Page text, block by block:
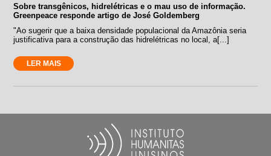
Sobre transgênicos, hidrelétricas e o mau uso de informação.
Greenpeace responde artigo de José Goldemberg
"Ao sugerir que a baixa densidade populacional da Amazônia seria
justificativa para a construção das hidrelétricas no local, a[...]
LER MAIS